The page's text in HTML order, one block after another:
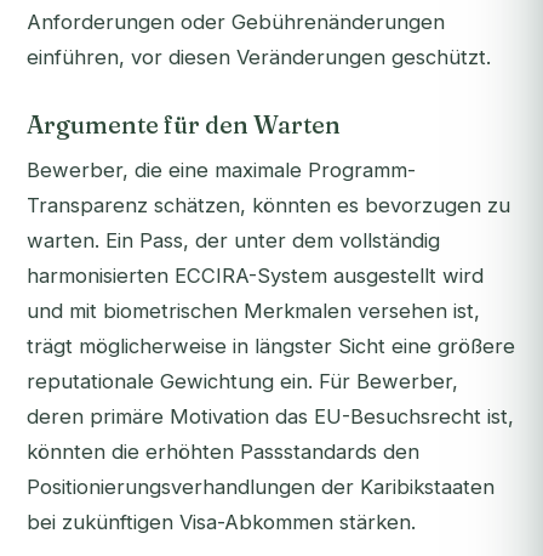
Anforderungen oder Gebührenänderungen
einführen, vor diesen Veränderungen geschützt.
Argumente für den Warten
Bewerber, die eine maximale Programm-
Transparenz schätzen, könnten es bevorzugen zu
warten. Ein Pass, der unter dem vollständig
harmonisierten ECCIRA-System ausgestellt wird
und mit biometrischen Merkmalen versehen ist,
trägt möglicherweise in längster Sicht eine größere
reputationale Gewichtung ein. Für Bewerber,
deren primäre Motivation das EU-Besuchsrecht ist,
könnten die erhöhten Passstandards den
Positionierungsverhandlungen der Karibikstaaten
bei zukünftigen Visa-Abkommen stärken.